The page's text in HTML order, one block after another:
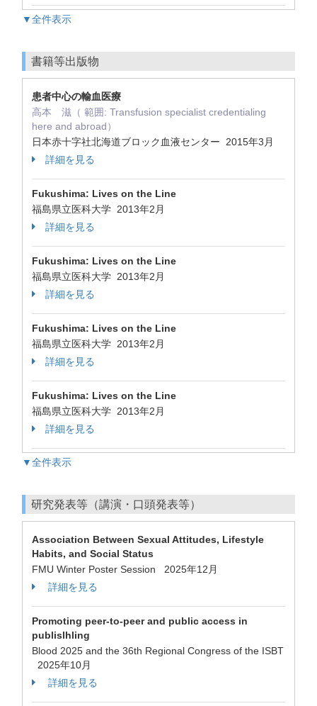
▼全件表示
書籍等出版物
患者中心の輸血医療
高本 滋（ 範囲: Transfusion specialist credentialing
here and abroad）
日本赤十字社北海道ブロック血液センター 2015年3月
詳細を見る
Fukushima: Lives on the Line
福島県立医科大学 2013年2月
詳細を見る
Fukushima: Lives on the Line
福島県立医科大学 2013年2月
詳細を見る
Fukushima: Lives on the Line
福島県立医科大学 2013年2月
詳細を見る
Fukushima: Lives on the Line
福島県立医科大学 2013年2月
詳細を見る
▼全件表示
研究発表等（講演・口頭発表等）
Association Between Sexual Attitudes, Lifestyle
Habits, and Social Status
FMU Winter Poster Session 2025年12月
詳細を見る
Promoting peer-to-peer and public access in
publislhling
Blood 2025 and the 36th Regional Congress of the ISBT
2025年10月
詳細を見る